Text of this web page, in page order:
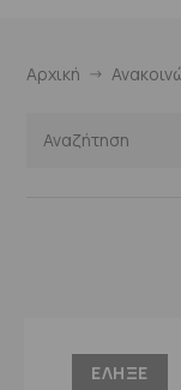
Αρχική
ΕΛΗΞΕ